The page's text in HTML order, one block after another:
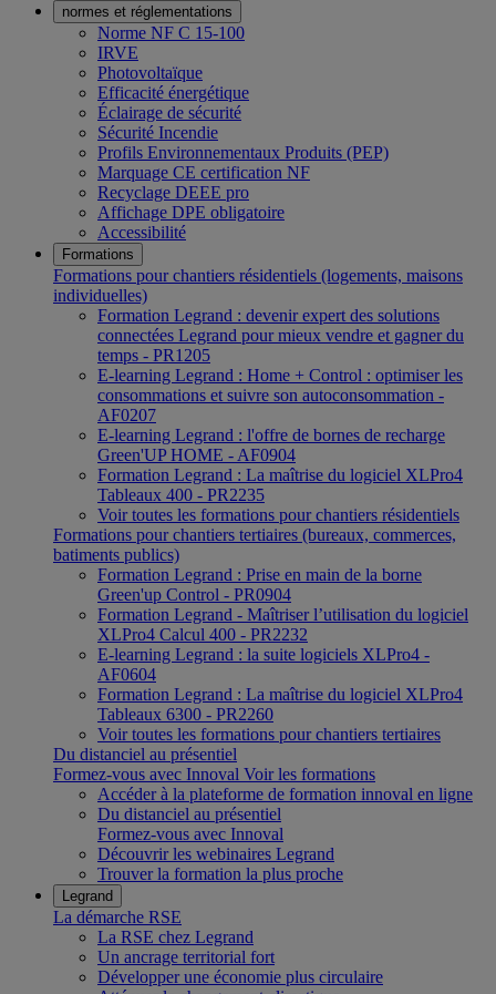
normes et réglementations
Norme NF C 15-100
IRVE
Photovoltaïque
Efficacité énergétique
Éclairage de sécurité
Sécurité Incendie
Profils Environnementaux Produits (PEP)
Marquage CE certification NF
Recyclage DEEE pro
Affichage DPE obligatoire
Accessibilité
Formations
Formations pour chantiers résidentiels (logements, maisons
individuelles)
Formation Legrand : devenir expert des solutions
connectées Legrand pour mieux vendre et gagner du
temps - PR1205
E-learning Legrand : Home + Control : optimiser les
consommations et suivre son autoconsommation -
AF0207
E-learning Legrand : l'offre de bornes de recharge
Green'UP HOME - AF0904
Formation Legrand : La maîtrise du logiciel XLPro4
Tableaux 400 - PR2235
Voir toutes les formations pour chantiers résidentiels
Formations pour chantiers tertiaires (bureaux, commerces,
batiments publics)
Formation Legrand : Prise en main de la borne
Green'up Control - PR0904
Formation Legrand - Maîtriser l’utilisation du logiciel
XLPro4 Calcul 400 - PR2232
E-learning Legrand : la suite logiciels XLPro4 -
AF0604
Formation Legrand : La maîtrise du logiciel XLPro4
Tableaux 6300 - PR2260
Voir toutes les formations pour chantiers tertiaires
Du distanciel au présentiel
Formez-vous avec Innoval Voir les formations
Accéder à la plateforme de formation innoval en ligne
Du distanciel au présentiel
Formez-vous avec Innoval
Découvrir les webinaires Legrand
Trouver la formation la plus proche
Legrand
La démarche RSE
La RSE chez Legrand
Un ancrage territorial fort
Développer une économie plus circulaire